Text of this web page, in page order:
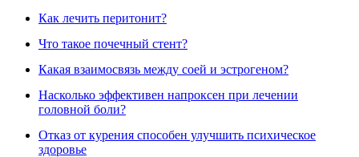
Как лечить перитонит?
Что такое почечный стент?
Какая взаимосвязь между соей и эстрогеном?
Насколько эффективен напроксен при лечении
головной боли?
Отказ от курения способен улучшить психическое
здоровье